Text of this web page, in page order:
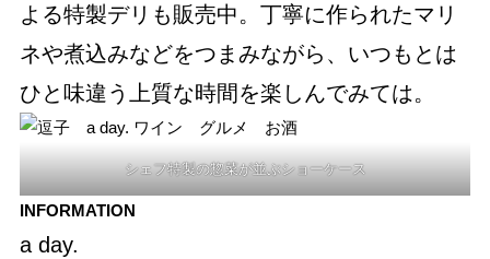
よる特製デリも販売中。丁寧に作られたマリ
ネや煮込みなどをつまみながら、いつもとは
ひと味違う上質な時間を楽しんでみては。
シェフ特製の惣菜が並ぶショーケース
INFORMATION
a day.